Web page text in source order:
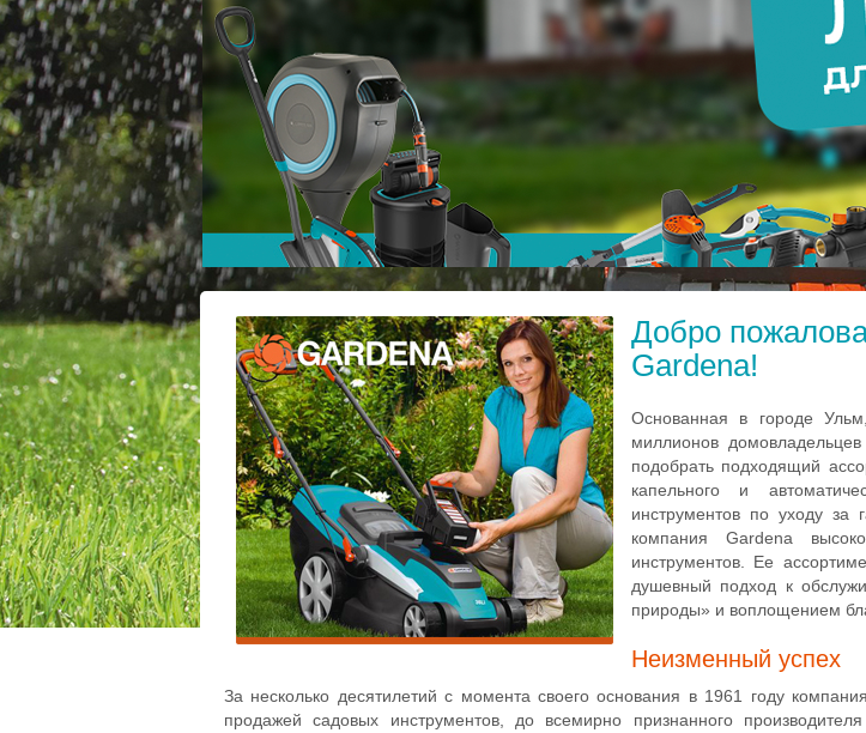
Добро
Gardena!
Основанная в городе
миллионов
подобрать подходящий
капельного и
инструментов по уходу за
компания Gardena
инструментов. Ее
душевный подход к
природы» и воплощением
Неизменный успех
За несколько десятилетий с момента своего основания в 1961 году
продажей садовых инструментов, до всемирно признанного